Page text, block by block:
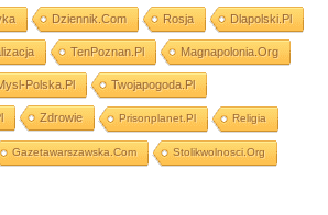
Dziennik.com Rosja Dlapolski.pl
TenPoznan.pl Magnapolonia.org
Polska.pl Twojapogoda.pl
Zdrowie Prisonplanet.pl Religia
Gazetawarszawska.com Stolikwolnosci.org